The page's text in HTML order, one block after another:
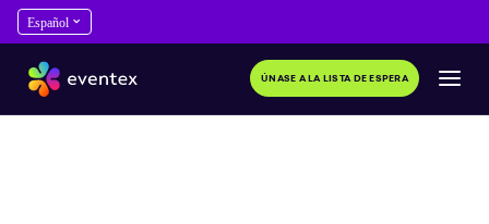
ÚNASE A LA LISTA DE ESPERA